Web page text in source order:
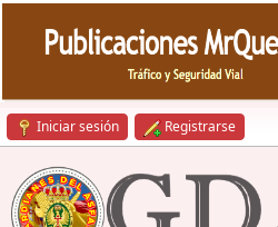
Iniciar sesión Registrarse